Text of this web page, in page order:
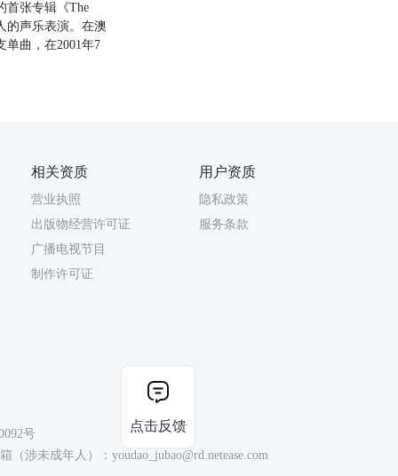
首张专辑《The
的声乐表演。在澳
单曲，在2001年7
相关资质
营业执照
出版物经营许可证
广播电视节目
制作许可证
用户资质
隐私政策
服务条款
号
（涉未成年人）：youdao_jubao@rd.netease.com
点击反馈